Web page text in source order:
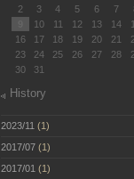
2
3 4 5 6 7
10 11 12 13 14
16
17 18 19 20 21
23
24 25 26 27 28
30
31
History
2023/11 (1)
2017/07 (1)
2017/01 (1)